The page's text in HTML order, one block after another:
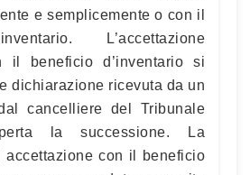
e semplicemente o con il
L’accettazione
il beneficio d’inventario si
dichiarazione ricevuta da un
cancelliere del Tribunale
la successione. La
accettazione con il beneficio